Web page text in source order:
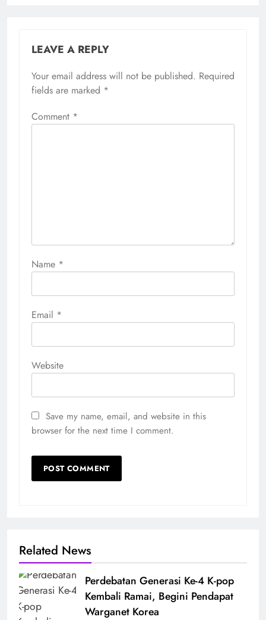
LEAVE A REPLY
Your email address will not be published. Required
fields are marked *
Comment *
Name *
Email *
Website
Save my name, email, and website in this
browser for the next time I comment.
Related News
Perdebatan Generasi Ke-4 K-pop
Kembali Ramai, Begini Pendapat
Warganet Korea